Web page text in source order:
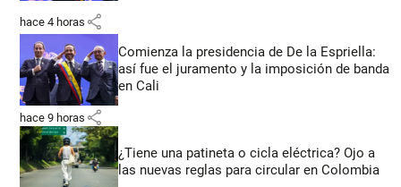
hace 4 horas share
Comienza la presidencia de De la Espriella:
así fue el juramento y la imposición de banda
en Cali
hace 9 horas share
¿Tiene una patineta o cicla eléctrica? Ojo a
las nuevas reglas para circular en Colombia